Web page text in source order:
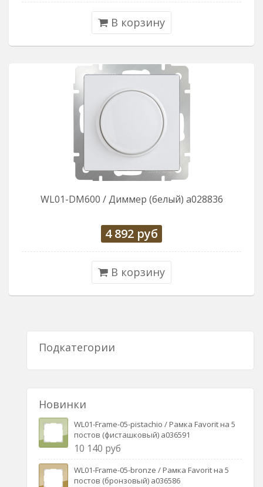
В корзину
WL01-DM600 / Диммер (белый) a028836
4 892 руб
В корзину
Подкатегории
Новинки
WL01-Frame-05-pistachio / Рамка Favorit на 5
постов (фисташковый) a036591
10 140 руб
WL01-Frame-05-bronze / Рамка Favorit на 5
постов (бронзовый) a036586